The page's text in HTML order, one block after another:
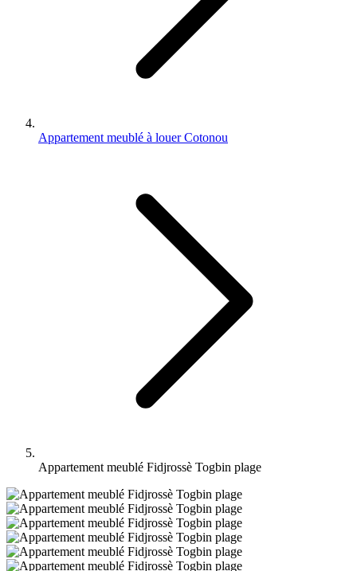
Appartement meublé à louer Cotonou
Appartement meublé Fidjrossè Togbin plage